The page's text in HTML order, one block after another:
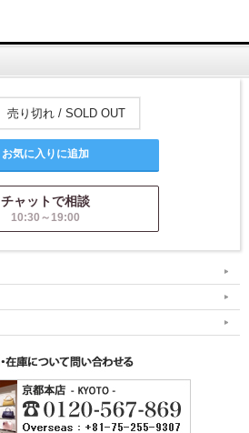
売り切れ / SOLD OUT
チャットで相談
10:30～19:00